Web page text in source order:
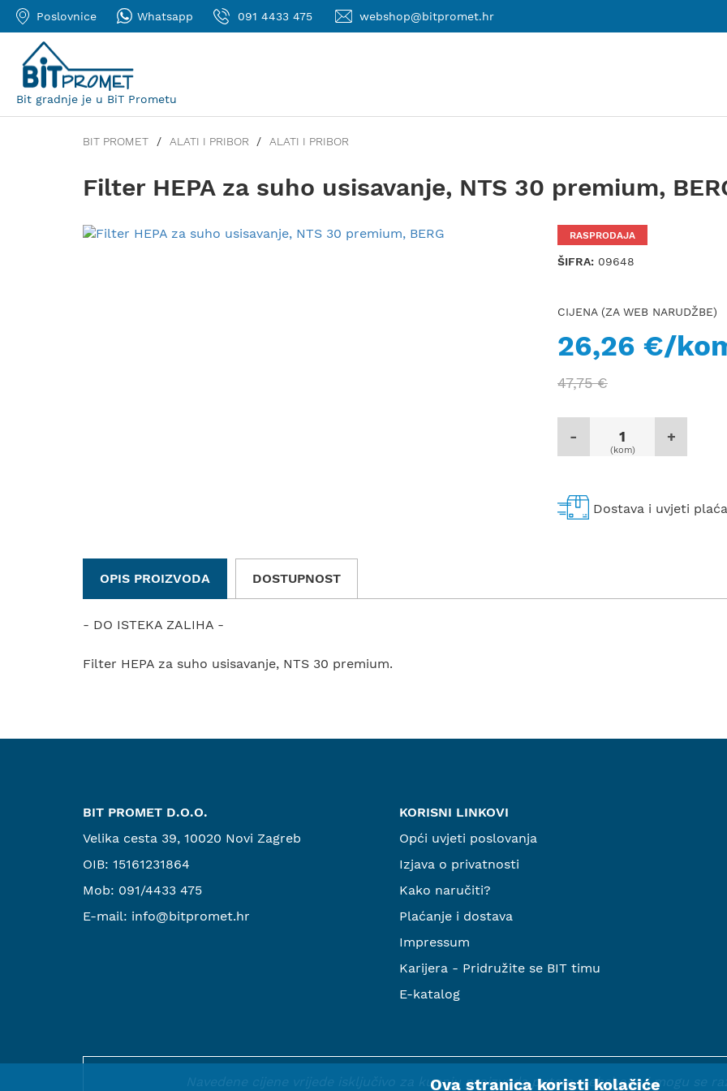
Poslovnice Whatsapp 091 4433 475 webshop@bitpromet.hr
Bit gradnje je u BiT Prometu
BIT PROMET ALATI I PRIBOR ALATI I PRIBOR
Filter HEPA za suho usisavanje, NTS 30 premium,
RASPRODAJA
ŠIFRA: 09648
CIJENA (ZA WEB NARUDŽBE)
26,26 €/
47,75 €
- +
(kom)
Dostava i uvjeti
OPIS PROIZVODA DOSTUPNOST
- DO ISTEKA ZALIHA -
Filter HEPA za suho usisavanje, NTS 30 premium.
BIT PROMET D.O.O.
Velika cesta 39, 10020 Novi Zagreb
OIB: 15161231864
Mob: 091/4433 475
E-mail: info@bitpromet.hr
KORISNI LINKOVI
Opći uvjeti poslovanja
Izjava o privatnosti
Kako naručiti?
Plaćanje i dostava
Impressum
Karijera - Pridružite se BIT timu
E-katalog
Navedene cijene vrijede isključivo za kupnju proizvoda putem webshopa i mogu se
Ova stranica koristi kolačiće